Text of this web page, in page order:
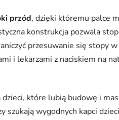
przód, dzięki któremu palce
konstrukcja pozwala
przesuwanie się stopy w
i lekarzami z naciskiem na
które lubią budowę i
szukają wygodnych kapci